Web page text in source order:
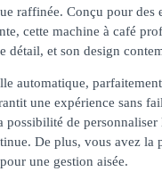
raffinée. Conçu pour
cette machine à café
détail, et son design
automatique,
une expérience sans
de personnaliser
De plus, vous avez la
une gestion aisée.